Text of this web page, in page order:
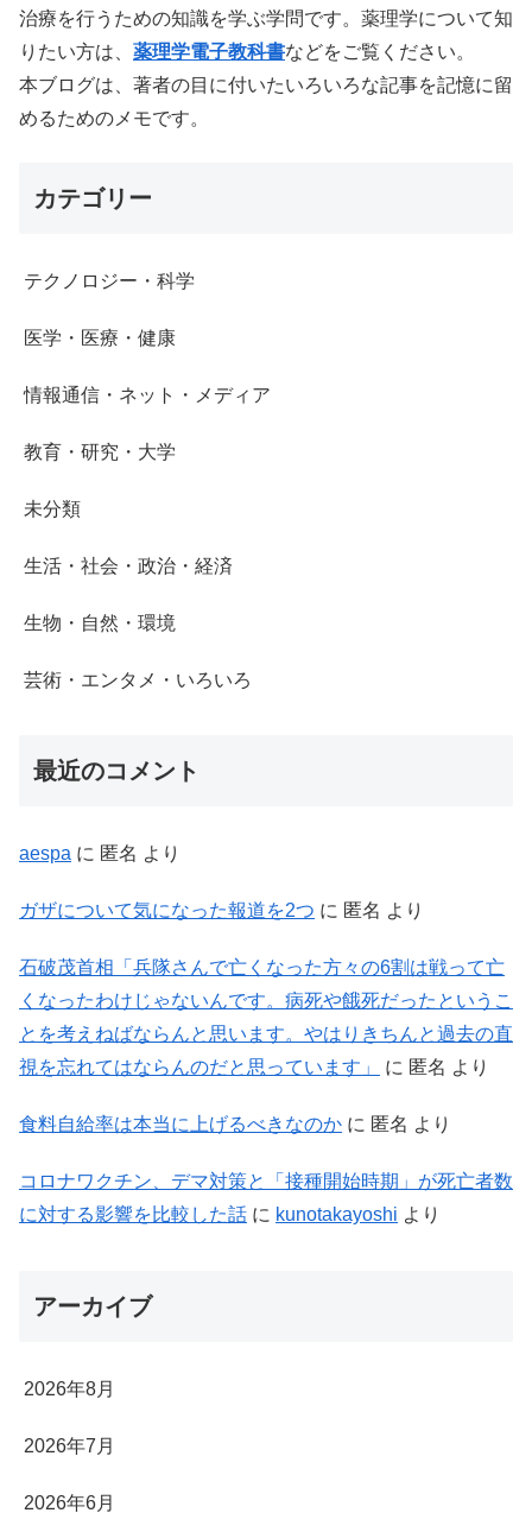
治療を行うための知識を学ぶ学問です。薬理学について知
りたい方は、 薬理学電子教科書などをご覧ください。
本ブログは、著者の目に付いたいろいろな記事を記憶に留
めるためのメモです。
カテゴリー
テクノロジー・科学
医学・医療・健康
情報通信・ネット・メディア
教育・研究・大学
未分類
生活・社会・政治・経済
生物・自然・環境
芸術・エンタメ・いろいろ
最近のコメント
aespa に 匿名 より
ガザについて気になった報道を2つ に 匿名 より
石破茂首相「兵隊さんで亡くなった方々の6割は戦って亡
くなったわけじゃないんです。病死や餓死だったというこ
とを考えねばならんと思います。やはりきちんと過去の直
視を忘れてはならんのだと思っています」
に 匿名 より
食料自給率は本当に上げるべきなのか に 匿名 より
コロナワクチン、デマ対策と「接種開始時期」が死亡者数
に対する影響を比較した話 に kunotakayoshi より
アーカイブ
2026年8月
2026年7月
2026年6月